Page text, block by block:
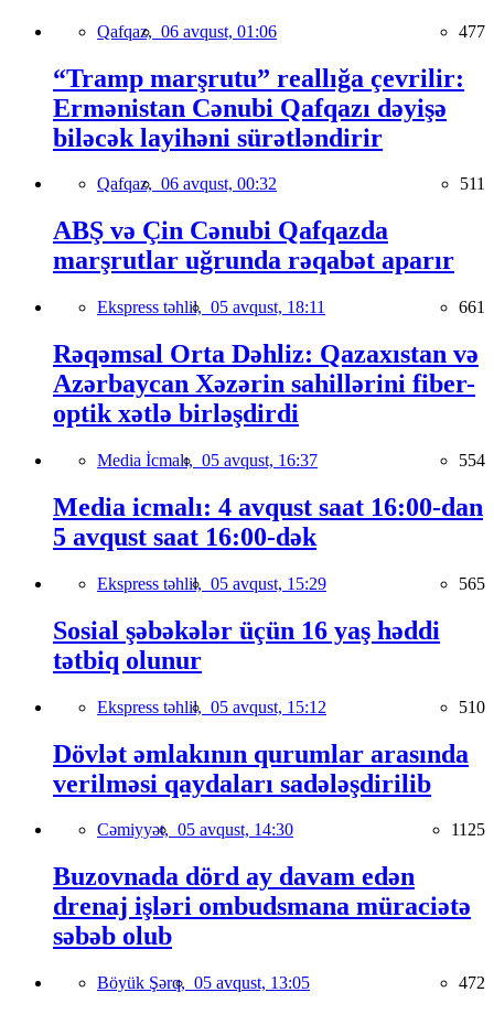
Qafqaz, 06 avqust, 01:06 477
“Tramp marşrutu” reallığa çevrilir:
Ermənistan Cənubi Qafqazı dəyişə
biləcək layihəni sürətləndirir
Qafqaz, 06 avqust, 00:32 511
ABŞ və Çin Cənubi Qafqazda
marşrutlar uğrunda rəqabət aparır
Ekspress təhlil, 05 avqust, 18:11 661
Rəqəmsal Orta Dəhliz: Qazaxıstan və
Azərbaycan Xəzərin sahillərini fiber-
optik xətlə birləşdirdi
Media İcmalı, 05 avqust, 16:37 554
Media icmalı: 4 avqust saat 16:00-dan
5 avqust saat 16:00-dək
Ekspress təhlil, 05 avqust, 15:29 565
Sosial şəbəkələr üçün 16 yaş həddi
tətbiq olunur
Ekspress təhlil, 05 avqust, 15:12 510
Dövlət əmlakının qurumlar arasında
verilməsi qaydaları sadələşdirilib
Cəmiyyət, 05 avqust, 14:30 1125
Buzovnada dörd ay davam edən
drenaj işləri ombudsmana müraciətə
səbəb olub
Böyük Şərq, 05 avqust, 13:05 472